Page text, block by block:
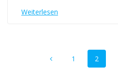
Wei­ter­le­sen
Seite
1 Seite
2